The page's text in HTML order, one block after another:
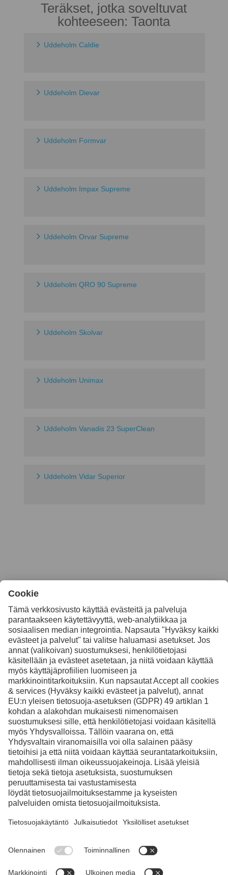
Teräkset, jotka soveltuvat
kohteeseen: Taonta
Uddeholm Caldie
Uddeholm Dievar
Uddeholm Formvar
Uddeholm Impax Supreme
Uddeholm Orvar Supreme
Uddeholm QRO 90 Supreme
Uddeholm Skolvar
Uddeholm Unimax
Uddeholm Vanadis 23 SuperClean
Uddeholm Vidar Superior
Ota yhteyttä, jos haluat
lisätietoja
Ota yhteyttä
Facebook
Instagram
LinkedIn